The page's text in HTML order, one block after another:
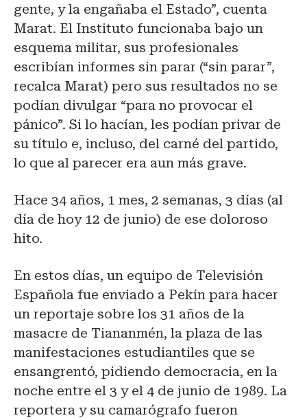
gente, y la engañaba el Estado”, cuenta
Marat. El Instituto funcionaba bajo un
esquema militar, sus profesionales
escribían informes sin parar (“sin parar”,
recalca Marat) pero sus resultados no se
podían divulgar “para no provocar el
pánico”. Si lo hacían, les podían privar de
su título e, incluso, del carné del partido,
lo que al parecer era aun más grave.
Hace 34 años, 1 mes, 2 semanas, 3 días (al
día de hoy 12 de junio) de ese doloroso
hito.
En estos días, un equipo de Televisión
Española fue enviado a Pekín para hacer
un reportaje sobre los 31 años de la
masacre de Tiananmén, la plaza de las
manifestaciones estudiantiles que se
ensangrentó, pidiendo democracia, en la
noche entre el 3 y el 4 de junio de 1989. La
reportera y su camarógrafo fueron